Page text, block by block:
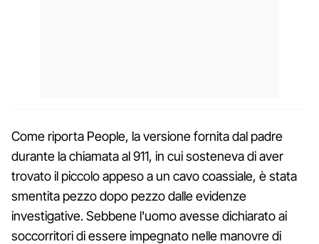
Come riporta People, la versione fornita dal padre
durante la chiamata al 911, in cui sosteneva di aver
trovato il piccolo appeso a un cavo coassiale, è stata
smentita pezzo dopo pezzo dalle evidenze
investigative. Sebbene l'uomo avesse dichiarato ai
soccorritori di essere impegnato nelle manovre di